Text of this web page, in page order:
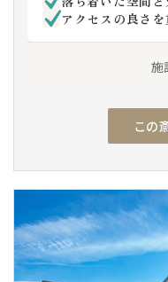
アクセスの良さ
施
アクセス良
車椅子貸出し エ
親族
この